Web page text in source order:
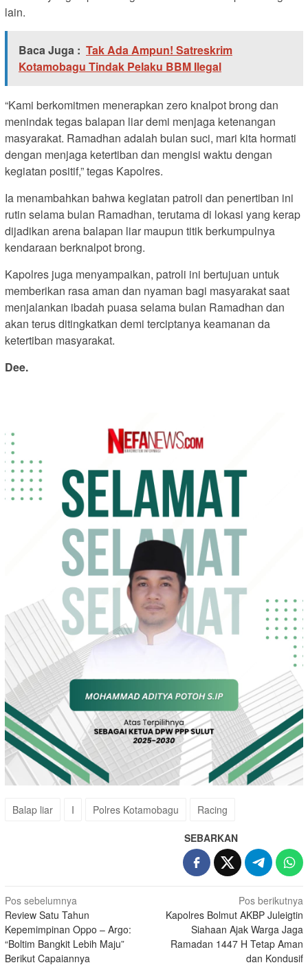
lain.
Baca Juga : Tak Ada Ampun! Satreskrim
Kotamobagu Tindak Pelaku BBM Ilegal
“Kami berkomitmen menerapkan zero knalpot brong dan
menindak tegas balapan liar demi menjaga ketenangan
masyarakat. Ramadhan adalah bulan suci, mari kita hormati
dengan menjaga ketertiban dan mengisi waktu dengan
kegiatan positif,” tegas Kapolres.
Ia menambahkan bahwa kegiatan patroli dan penertiban ini
rutin selama bulan Ramadhan, terutama di lokasi yang kerap
dijadikan arena balapan liar maupun titik berkumpulnya
kendaraan berknalpot brong.
Kapolres juga menyampaikan, patroli ini bertujuan untuk
memberikan rasa aman dan nyaman bagi masyarakat saat
menjalankan ibadah puasa selama bulan Ramadhan dan
akan terus ditingkatkan demi terciptanya keamanan da
ketertiban masyarakat.
Dee.
Balap liar I Polres Kotamobagu Racing
SEBARKAN
Navigasi
pos
Pos sebelumnya
Review Satu Tahun
Kepemimpinan Oppo – Argo:
“Boltim Bangkit Lebih Maju”
Berikut Capaiannya
Pos berikutnya
Kapolres Bolmut AKBP Juleigtin
Siahaan Ajak Warga Jaga
Ramadan 1447 H Tetap Aman
dan Kondusif